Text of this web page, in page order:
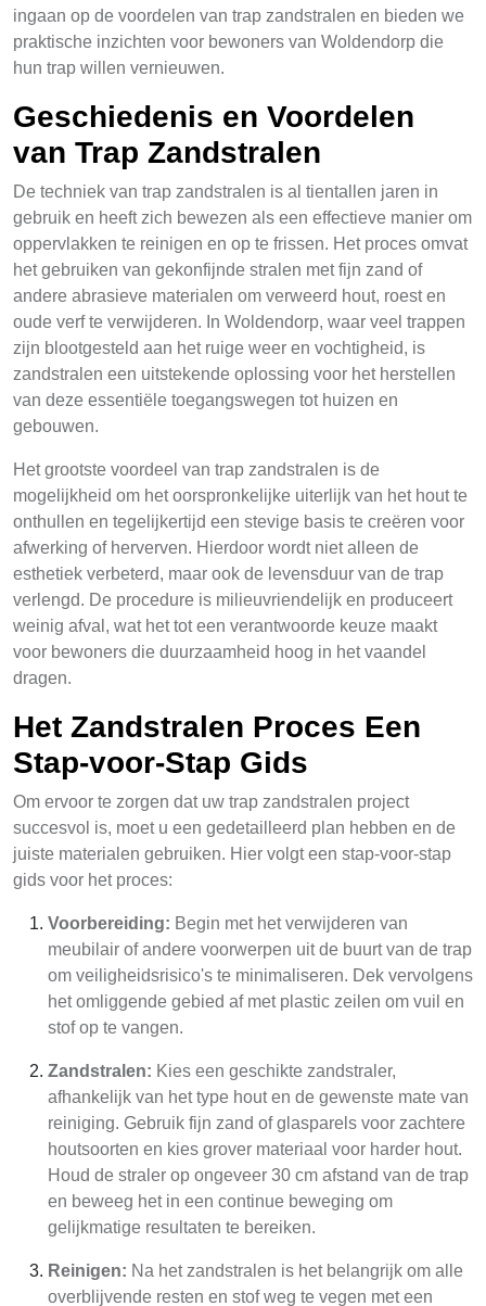
ingaan op de voordelen van trap zandstralen en bieden we
praktische inzichten voor bewoners van Woldendorp die
hun trap willen vernieuwen.
Geschiedenis en Voordelen
van Trap Zandstralen
De techniek van trap zandstralen is al tientallen jaren in
gebruik en heeft zich bewezen als een effectieve manier om
oppervlakken te reinigen en op te frissen. Het proces omvat
het gebruiken van gekonfijnde stralen met fijn zand of
andere abrasieve materialen om verweerd hout, roest en
oude verf te verwijderen. In Woldendorp, waar veel trappen
zijn blootgesteld aan het ruige weer en vochtigheid, is
zandstralen een uitstekende oplossing voor het herstellen
van deze essentiële toegangswegen tot huizen en
gebouwen.
Het grootste voordeel van trap zandstralen is de
mogelijkheid om het oorspronkelijke uiterlijk van het hout te
onthullen en tegelijkertijd een stevige basis te creëren voor
afwerking of herverven. Hierdoor wordt niet alleen de
esthetiek verbeterd, maar ook de levensduur van de trap
verlengd. De procedure is milieuvriendelijk en produceert
weinig afval, wat het tot een verantwoorde keuze maakt
voor bewoners die duurzaamheid hoog in het vaandel
dragen.
Het Zandstralen Proces Een
Stap-voor-Stap Gids
Om ervoor te zorgen dat uw trap zandstralen project
succesvol is, moet u een gedetailleerd plan hebben en de
juiste materialen gebruiken. Hier volgt een stap-voor-stap
gids voor het proces:
Voorbereiding: Begin met het verwijderen van
meubilair of andere voorwerpen uit de buurt van de trap
om veiligheidsrisico's te minimaliseren. Dek vervolgens
het omliggende gebied af met plastic zeilen om vuil en
stof op te vangen.
Zandstralen: Kies een geschikte zandstraler,
afhankelijk van het type hout en de gewenste mate van
reiniging. Gebruik fijn zand of glasparels voor zachtere
houtsoorten en kies grover materiaal voor harder hout.
Houd de straler op ongeveer 30 cm afstand van de trap
en beweeg het in een continue beweging om
gelijkmatige resultaten te bereiken.
Reinigen: Na het zandstralen is het belangrijk om alle
overblijvende resten en stof weg te vegen met een